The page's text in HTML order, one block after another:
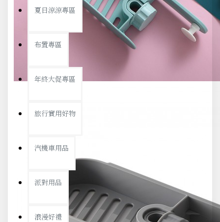
夏日涼涼專區
布置專區
年終大促專區
旅行實用好物
汽機車用品
派對用品
浪漫好禮